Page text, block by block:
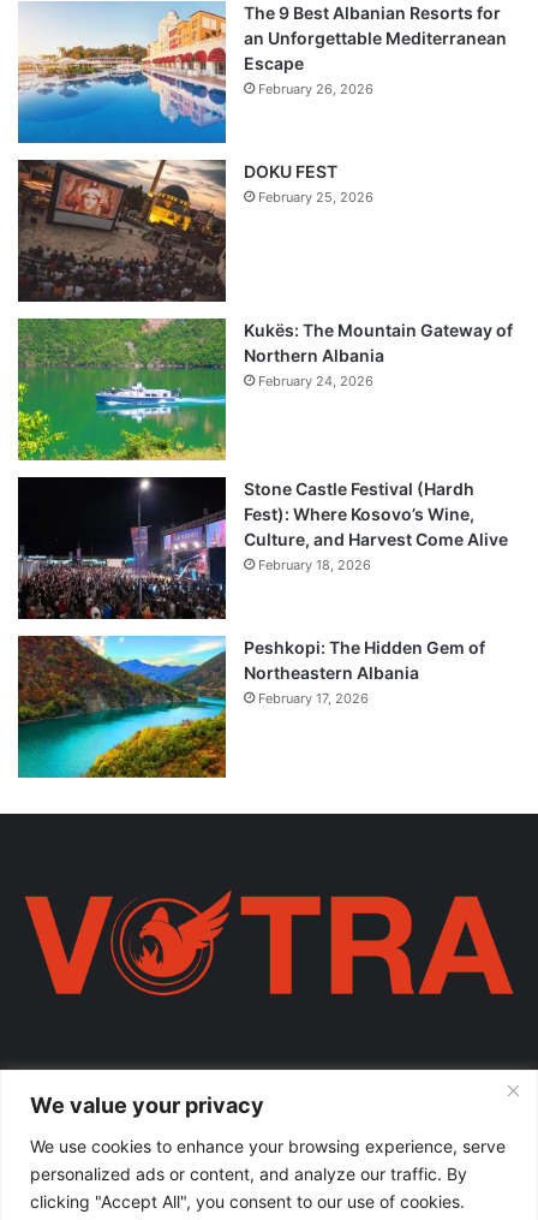
We value your privacy
We use cookies to enhance your browsing experience, serve
personalized ads or content, and analyze our traffic. By
clicking "Accept All", you consent to our use of cookies.
The 9 Best Albanian Resorts for
an Unforgettable Mediterranean
Escape
February 26, 2026
DOKU FEST
February 25, 2026
Kukës: The Mountain Gateway of
Northern Albania
February 24, 2026
Stone Castle Festival (Hardh
Fest): Where Kosovo’s Wine,
Culture, and Harvest Come Alive
February 18, 2026
Peshkopi: The Hidden Gem of
Northeastern Albania
February 17, 2026
mëmëdhe e të shpërndarë nëpër botë; një familje ku çdo brez ka
Enter
your